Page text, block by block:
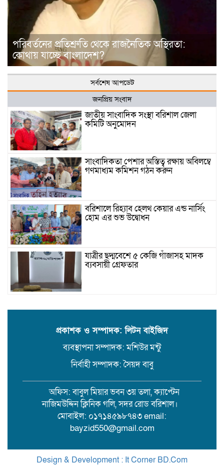
পরিবর্তনের প্রতিশ্রুতি থেকে রাজনৈতিক অস্থিরতা:
কোথায় যাচ্ছে বাংলাদেশ?
সর্বশেষ আপডেট
জনপ্রিয় সংবাদ
জাতীয় সাংবাদিক সংস্থা বরিশাল জেলা
কমিটি অনুমোদন
সাংবাদিকতা পেশার অস্তিত্ব রক্ষায় অবিলম্বে
গণমাধ্যম কমিশন গঠন করুন
বরিশালে রিহ্যাব হেলথ কেয়ার এন্ড নার্সিং
হোম এর শুভ উদ্বোধন
যাত্রীর ছদ্মবেশে ৫ কেজি গাঁজাসহ মাদক
ব্যবসায়ী গ্রেফতার
সেবীর ১৪ বছরে কিশোরী কন্যাকে বিয়ে,
বরিশাল সংস্কৃতিকেন্দ্রের ৩৬ জুলাই
সেমিনার
পরিবর্তনের প্রতিশ্রুতি থেকে রাজনৈতিক
অস্থিরতা: কোথায় যাচ্ছে বাংলাদেশ?
ওপর হামলা, জেলা সাংবাদিক ইউনিয়নের
নিন্দা
প্রকাশক ও সম্পাদক: লিটন বাইজিদ
ব্যবস্থাপনা সম্পাদক: মশিউর মন্টু
নির্বাহী সম্পাদক: সৈয়দ বাবু
অফিস: বাবুল মিয়ার ভবন ৩য় তলা, ক্যাপ্টেন
নাজিমউদ্দিন ক্লিনিক গলি, সদর রোড বরিশাল।
মোবাইল: ০১৭১৪৫৯৮৭৪৩ email:
bayzid550@gmail.com
Design & Development : It Corner BD.Com